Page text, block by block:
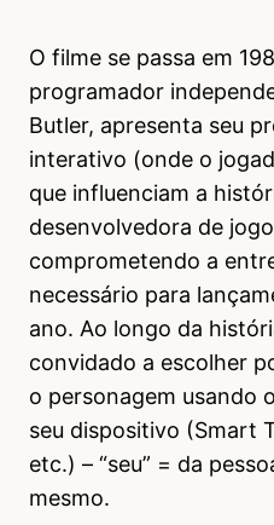
O filme se passa em
programador
Butler, apresenta seu
interativo (onde o
que influenciam a
desenvolvedora de
comprometendo a
necessário para
ano. Ao longo da
convidado a escolher
o personagem usando
seu dispositivo (Smart
etc.) – “seu” = da
mesmo.